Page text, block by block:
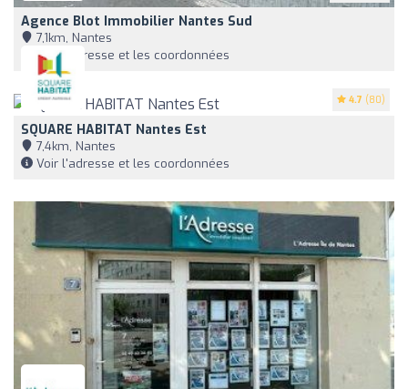
Agence Blot Immobilier Nantes Sud
7,1km, Nantes
Voir l'adresse et les coordonnées
4.7 (80)
SQUARE HABITAT Nantes Est
7,4km, Nantes
Voir l'adresse et les coordonnées